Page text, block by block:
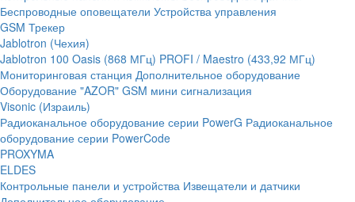
Беспроводные оповещатели Устройства управления
GSM Трекер
Jablotron (Чехия)
Jablotron 100 Oasis (868 МГц) PROFI / Maestro (433,92 МГц)
Мониторинговая станция Дополнительное оборудование
Оборудование "AZOR" GSM мини сигнализация
Visonic (Израиль)
Радиоканальное оборудование серии PowerG Радиоканальное
оборудование серии PowerCode
PROXYMA
ELDES
Контрольные панели и устройства Извещатели и датчики